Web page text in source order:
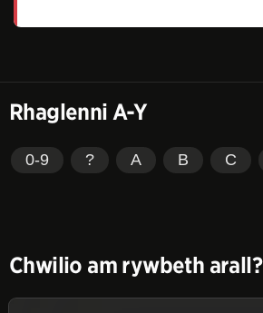
Rhaglenni A-Y
0-9 ? A B C
Chwilio am rywbeth arall?